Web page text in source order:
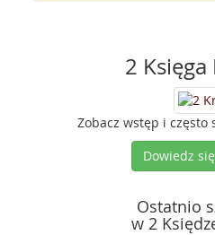
2
Zobacz wstęp i często
Dowiedz
Ostatnio
w 2